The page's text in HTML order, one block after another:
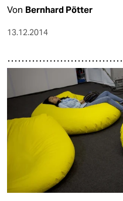
Von Bernhard Pötter
13.12.2014